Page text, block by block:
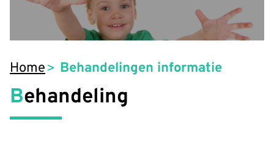
Home Behandelingen informatie
Behandeling